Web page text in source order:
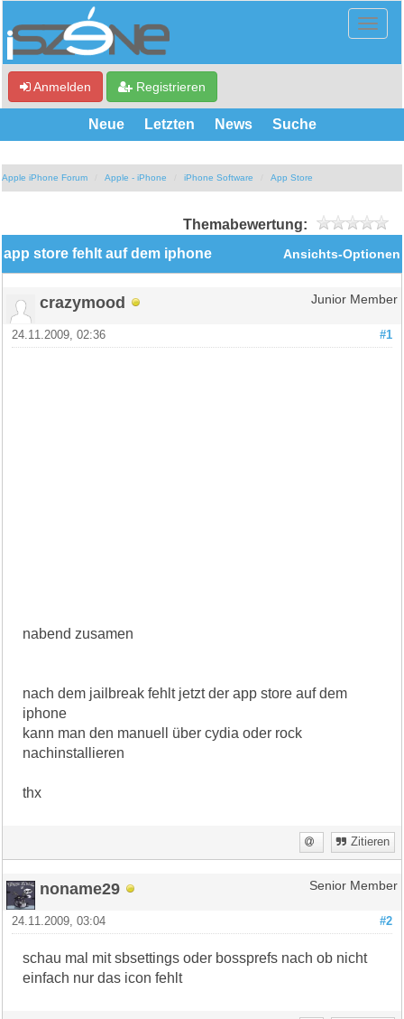
Anmelden Registrieren
Neue Letzten News Suche
Apple iPhone Forum Apple - iPhone iPhone Software App Store
Themabewertung:
Ansichts-Optionen
app store fehlt auf dem iphone
crazymood Junior Member
#1
24.11.2009, 02:36
nabend zusamen
nach dem jailbreak fehlt jetzt der app store auf dem
iphone
kann man den manuell über cydia oder rock
nachinstallieren
thx
Zitieren
noname29 Senior Member
#2
24.11.2009, 03:04
schau mal mit sbsettings oder bossprefs nach ob nicht
einfach nur das icon fehlt